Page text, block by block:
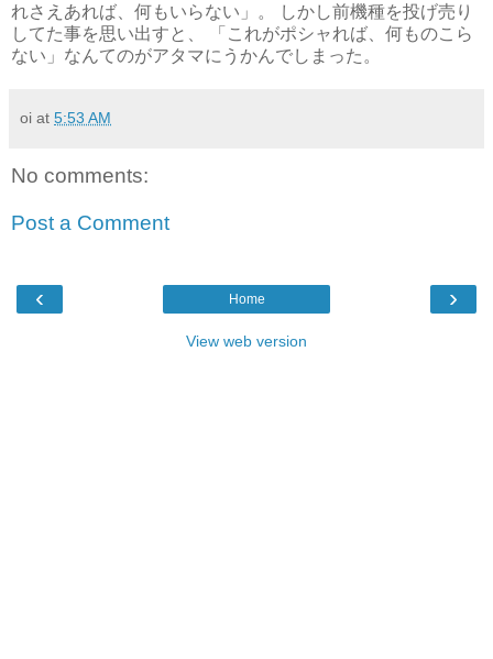
れさえあれば、何もいらない」。 しかし前機種を投げ売り
してた事を思い出すと、 「これがポシャれば、何ものこら
ない」なんてのがアタマにうかんでしまった。
oi at 5:53 AM
No comments:
Post a Comment
‹ ›
Home
View web version